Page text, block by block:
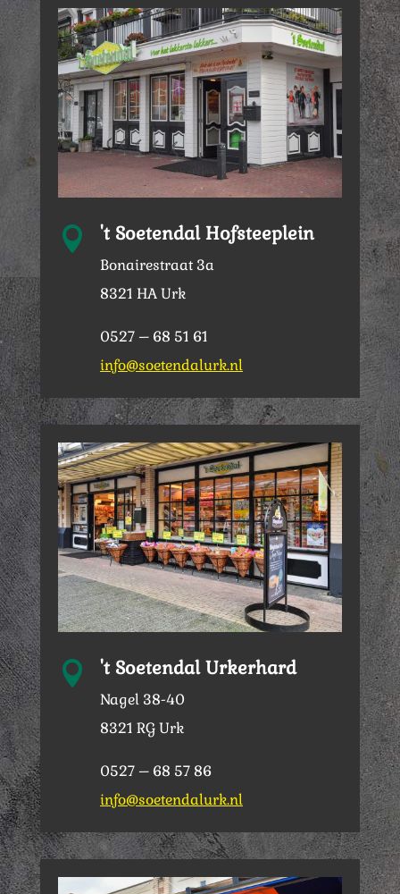
 't Soetendal Hofsteeplein
Bonairestraat 3a
8321 HA Urk
0527 – 68 51 61
info@soetendalurk.nl
 't Soetendal Urkerhard
Nagel 38-40
8321 RG Urk
0527 – 68 57 86
info@soetendalurk.nl